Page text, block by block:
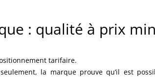
: qualité à prix
tarifaire.
la marque prouve qu’il est